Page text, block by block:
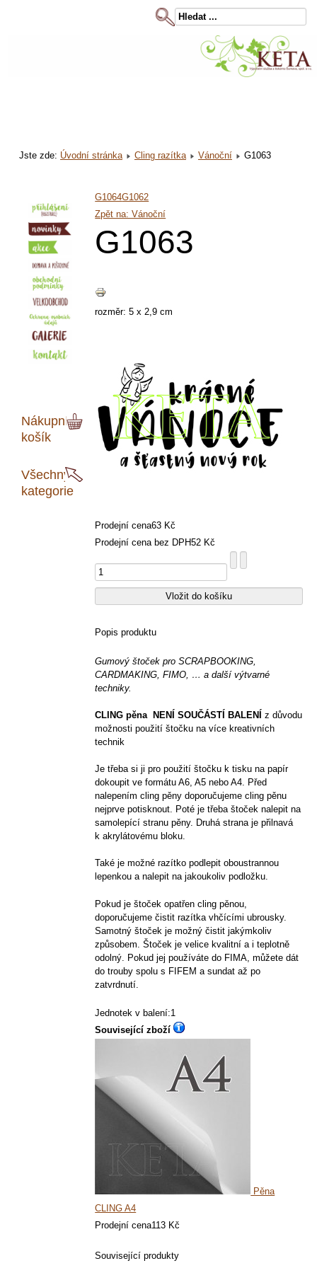
Jste zde: Úvodní stránka Cling razítka Vánoční G1063
Nákupní
košík
Všechny
kategorie
G1064G1062
Zpět na: Vánoční
G1063
rozměr: 5 x 2,9 cm
Prodejní cena63 Kč
Prodejní cena bez DPH52 Kč
Popis produktu
Gumový štoček pro SCRAPBOOKING,
CARDMAKING, FIMO, … a další výtvarné
techniky.
CLING pěna NENÍ SOUČÁSTÍ BALENÍ
z důvodu
možnosti použití štočku na více kreativních
technik
Je třeba si ji pro použití štočku k tisku na papír
dokoupit ve formátu A6, A5 nebo A4. Před
nalepením cling pěny doporučujeme cling pěnu
nejprve potisknout. Poté je třeba štoček nalepit na
samolepící stranu pěny. Druhá strana je přilnavá
k akrylátovému bloku.
Také je možné razítko podlepit oboustrannou
lepenkou a nalepit na jakoukoliv podložku.
Pokud je štoček opatřen cling pěnou,
doporučujeme čistit razítka vhčícími ubrousky.
Samotný štoček je možný čistit jakýmkoliv
způsobem. Štoček je velice kvalitní a i teplotně
odolný. Pokud jej používáte do FIMA, můžete dát
do trouby spolu s FIFEM a sundat až po
zatvrdnutí.
Jednotek v balení:1
Související zboží
Pěna
CLING A4
Prodejní cena113 Kč
Související produkty